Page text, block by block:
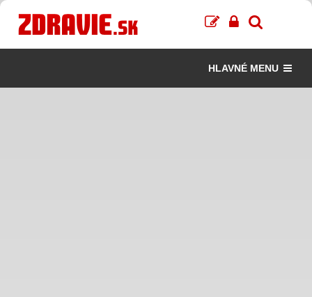
HLAVNÉ MENU